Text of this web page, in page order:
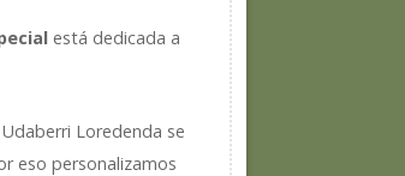
está dedicada a
Loredenda se
eso personalizamos